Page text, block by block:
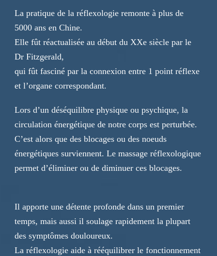
La pratique de la réflexologie remonte à plus de
5000 ans en Chine.
Elle fût réactualisée au début du XXe siècle par le
Dr Fitzgerald,
qui fût fasciné par la connexion entre 1 point réflexe
et l’organe correspondant.
Lors d’un déséquilibre physique ou psychique, la
circulation énergétique de notre corps est perturbée.
C’est alors que des blocages ou des noeuds
énergétiques surviennent. Le massage réflexologique
permet d’éliminer ou de diminuer ces blocages.
Il apporte une détente profonde dans un premier
temps, mais aussi il soulage rapidement la plupart
des symptômes douloureux.
La réflexologie aide à rééquilibrer le fonctionnement